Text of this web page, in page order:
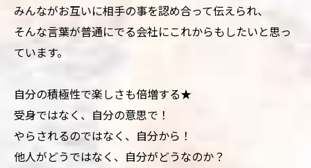
みんながお互いに相手の事を認め合って伝えられ、
そんな言葉が普通にでる会社にこれからもしたいと思っ
ています。
自分の積極性で楽しさも倍増する★
受身ではなく、自分の意思で！
やらされるのではなく、自分から！
他人がどうではなく、自分がどうなのか？